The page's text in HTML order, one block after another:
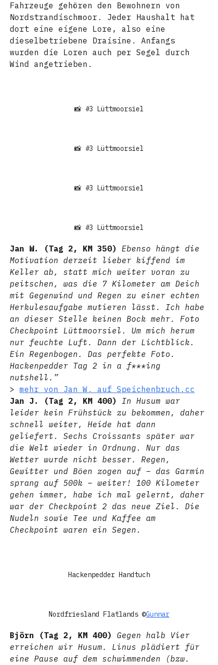
Fahrzeuge gehören den Bewohnern von
Nordstrandischmoor. Jeder Haushalt hat
dort eine eigene Lore, also eine
dieselbetriebene Draisine. Anfangs
wurden die Loren auch per Segel durch
Wind angetrieben.
📸 #3 Lüttmoorsiel
📸 #3 Lüttmoorsiel
📸 #3 Lüttmoorsiel
📸 #3 Lüttmoorsiel
Jan W. (Tag 2, KM 350) Ebenso hängt die
Motivation derzeit lieber kiffend im
Keller ab, statt mich weiter voran zu
peitschen, was die 7 Kilometer am Deich
mit Gegenwind und Regen zu einer echten
Herkulesaufgabe mutieren lässt. Ich habe
an dieser Stelle keinen Bock mehr. Foto
Checkpoint Lüttmoorsiel. Um mich herum
nur feuchte Luft. Dann der Lichtblick.
Ein Regenbogen. Das perfekte Foto.
Hackenpedder Tag 2 in a f***ing
nutshell.”
> mehr von Jan W. auf Speichenbruch.cc
Jan J. (Tag 2, KM 400) In Husum war
leider kein Frühstück zu bekommen, daher
schnell weiter, Heide hat dann
geliefert. Sechs Croissants später war
die Welt wieder in Ordnung. Nur das
Wetter wurde nicht besser. Regen,
Gewitter und Böen zogen auf – das Garmin
sprang auf 500k – weiter! 100 Kilometer
gehen immer, habe ich mal gelernt, daher
war der Checkpoint 2 das neue Ziel. Die
Nudeln sowie Tee und Kaffee am
Checkpoint waren ein Segen.
Hackenpedder Handtuch
Nordfriesland Flatlands ©Gunnar
Björn (Tag 2, KM 400)
Gegen halb Vier
erreichen wir Husum. Linus plädiert für
eine Pause auf dem schwimmenden (bzw.